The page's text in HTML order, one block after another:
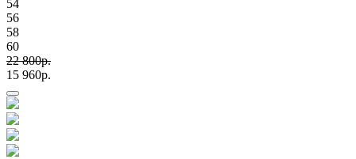
54
56
58
60
22 800p.
15 960p.